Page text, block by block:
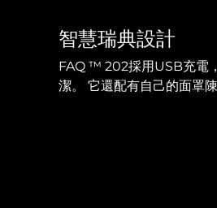
智慧瑞典設計
FAQ ™ 202採用USB充電
潔。 它還配有自己的面罩
FOREO APP
關於我們